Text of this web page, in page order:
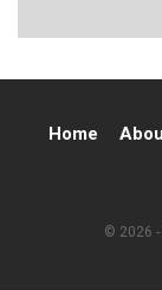
Home
© 2026 -